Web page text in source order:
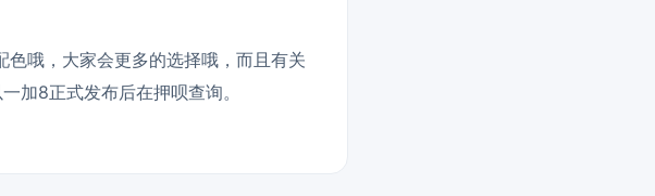
哦，大家会更多的选择哦，而且有关
加8正式发布后在押呗查询。